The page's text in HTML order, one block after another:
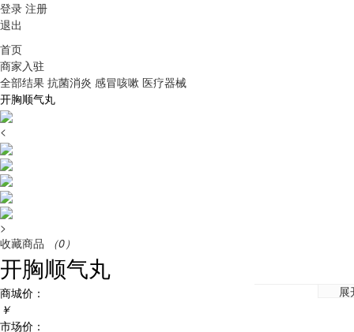
登录 注册
退出
首页
商家入驻
全部结果 抗菌消炎 感冒咳嗽 医疗器械
开胸顺气丸
<
>
收藏商品
（0）
开胸顺气丸
商城价：
￥
市场价：
展